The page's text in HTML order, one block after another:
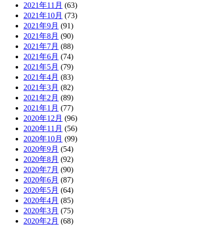
2021年11月 (63)
2021年10月 (73)
2021年9月 (91)
2021年8月 (90)
2021年7月 (88)
2021年6月 (74)
2021年5月 (79)
2021年4月 (83)
2021年3月 (82)
2021年2月 (89)
2021年1月 (77)
2020年12月 (96)
2020年11月 (56)
2020年10月 (99)
2020年9月 (54)
2020年8月 (92)
2020年7月 (90)
2020年6月 (87)
2020年5月 (64)
2020年4月 (85)
2020年3月 (75)
2020年2月 (68)